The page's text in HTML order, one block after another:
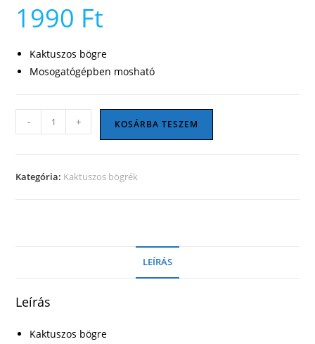
1990 Ft
Kaktuszos bögre
Mosogatógépben mosható
Kaktuszos
bögre
mennyiség
- + KOSÁRBA TESZEM
Kategória: Kaktuszos bögrék
LEÍRÁS
Leírás
Kaktuszos bögre